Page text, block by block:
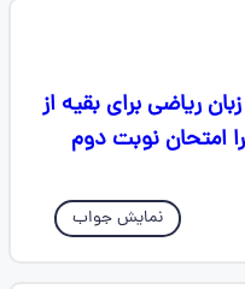
ریاضی برای بقیه از
امتحان نوبت دوم
نمایش جواب